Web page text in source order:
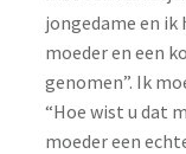
jongedame en ik
moeder en een
genomen”. Ik
“Hoe wist u dat
moeder een